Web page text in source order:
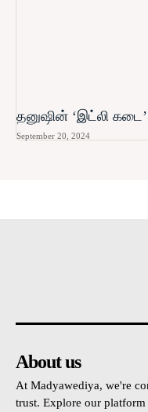
தனுஷின் ‘இட்லி கடை’
September 20, 2024
About us
At Madyawediya, we're
trust. Explore our